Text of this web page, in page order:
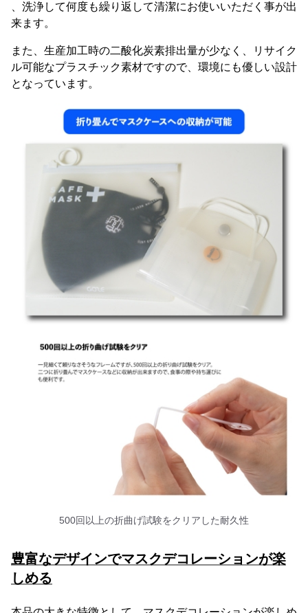
、洗浄して何度も繰り返して清潔にお使いいただく事が出
来ます。
また、生産加工時の二酸化炭素排出量が少なく、リサイク
ル可能なプラスチック素材ですので、環境にも優しい設計
となっています。
500回以上の折曲げ試験をクリアした耐久性
豊富なデザインでマスクデコレーションが楽
しめる